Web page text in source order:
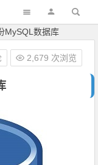
MySQL数据库
2,679 次浏览